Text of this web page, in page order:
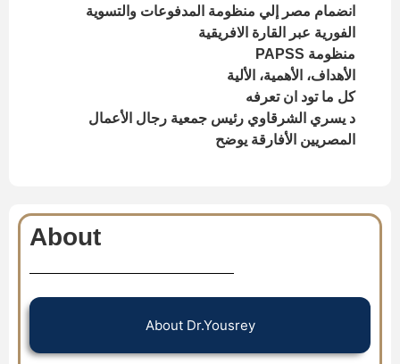
About
About Dr.Yousrey
انضمام مصر إلي منظومة المدفوعات والتسوية
الفورية عبر القارة الافريقية
منظومة PAPSS
الأهداف، الأهمية، الألية
كل ما تود ان تعرفه
د يسري الشرقاوي رئيس جمعية رجال الأعمال
المصريين الأفارقة يوضح